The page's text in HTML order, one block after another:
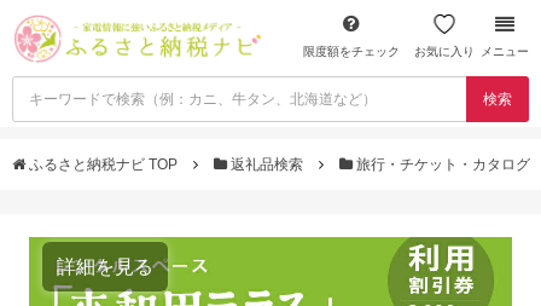
限度額をチェック お気に入り メニュー
検索
ふるさと納税ナビ TOP 返礼品検索 旅行・チケット・カタログ
詳細を見る